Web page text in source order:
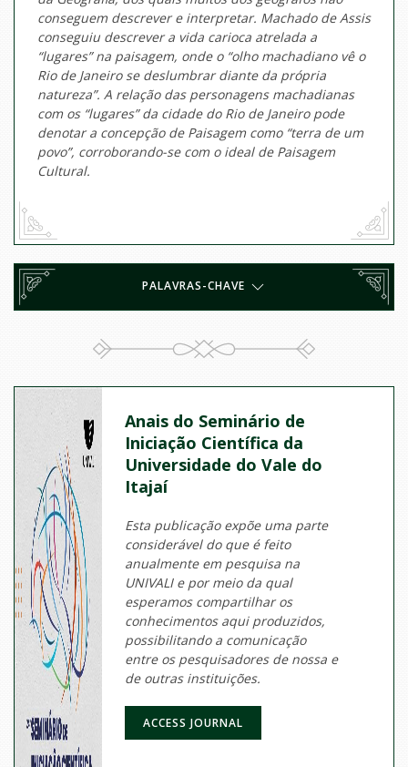
conseguem descrever e interpretar. Machado de Assis
conseguiu descrever a vida carioca atrelada a
“lugares” na paisagem, onde o “olho machadiano vê o
Rio de Janeiro se deslumbrar diante da própria
natureza”. A relação das personagens machadianas
com os “lugares” da cidade do Rio de Janeiro pode
denotar a concepção de Paisagem como “terra de um
povo”, corroborando-se com o ideal de Paisagem
Cultural.
PALAVRAS-CHAVE
Anais do Seminário de
Iniciação Científica da
Universidade do Vale do
Itajaí
Esta publicação expõe uma parte
considerável do que é feito
anualmente em pesquisa na
UNIVALI e por meio da qual
esperamos compartilhar os
conhecimentos aqui produzidos,
possibilitando a comunicação
entre os pesquisadores de nossa e
de outras instituições.
ACCESS JOURNAL